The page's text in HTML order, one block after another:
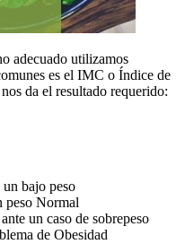
adecuado utilizamos
es el IMC o Índice de
da el resultado requerido:
bajo peso
peso Normal
un caso de sobrepeso
de Obesidad